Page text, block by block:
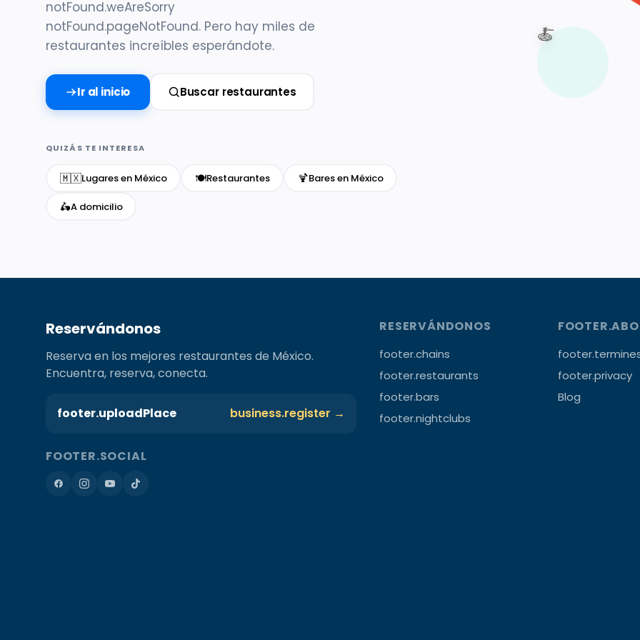
notFound.weAreSorry
notFound.pageNotFound. Pero hay miles de
restaurantes increíbles esperándote.
Ir al inicio Buscar restaurantes
QUIZÁS TE INTERESA
🇲🇽Lugares en México 🍽️Restaurantes 🍹Bares en México
🛵A domicilio
🍝
Reservándonos
Reserva en los mejores restaurantes de México.
Encuentra, reserva, conecta.
footer.uploadPlace business.register →
FOOTER.SOCIAL
RESERVÁNDONOS
footer.chains
footer.restaurants
footer.bars
footer.nightclubs
footer.privacy
Blog